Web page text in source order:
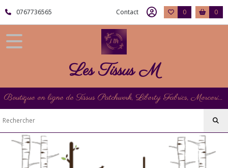
0767736565 Contact 0 0
Les Tissus M
Boutique en ligne de Tissus Patchwork, Liberty Fabrics, Mercerie et Matériel de Point de Croix
Fermer
FILTRES
Les
Tissus
Birch
Fabrics
(Bio
Certifié
GOTS)